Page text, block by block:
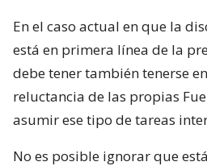
En el caso actual en que la
está en primera línea de la
debe tener también tenerse
reluctancia de las propias
asumir ese tipo de tareas
No es posible ignorar que